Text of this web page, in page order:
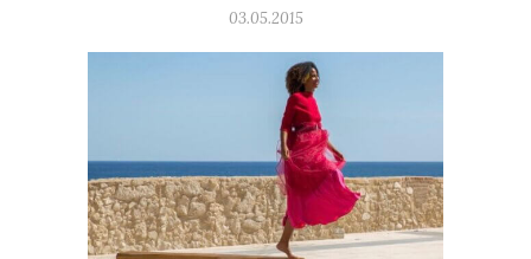
03.05.2015